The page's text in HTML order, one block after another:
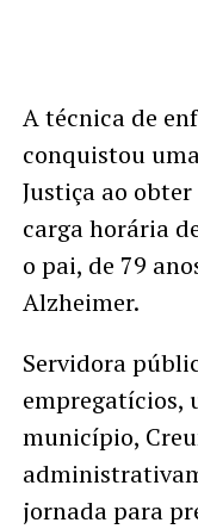
A técnica de
conquistou
Justiça ao
carga horária
o pai, de 79
Alzheimer.
Servidora
empregatícios,
município,
jornada para